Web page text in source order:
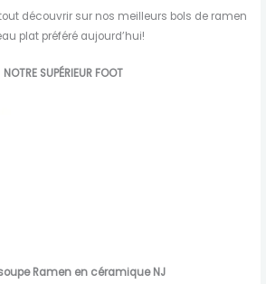
tout découvrir sur nos meilleurs bols de ramen
plat préféré aujourd’hui!
NOTRE SUPÉRIEUR FOOT
Ramen en céramique NJ